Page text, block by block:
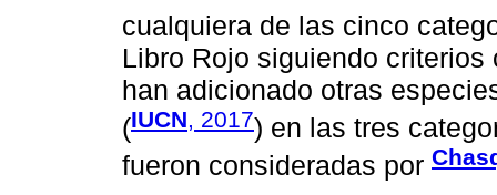
cualquiera de las cinco
Libro Rojo siguiendo
han adicionado otras
(IUCN, 2017) en las tres
fueron consideradas por